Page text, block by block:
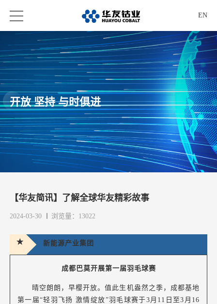
EN
开放 坚持 与时俱进
【华友简讯】了解全球华友精彩故事
2024-03-30 浏览量：13022
★ 新能源产业集团
成都巴莫开展第一届羽毛球赛
晴空朗朗，早樱开放。值此生机盎然之季，成都基地
第一届“轻羽飞扬 激情绽放”羽毛球赛于3月11日至3月16